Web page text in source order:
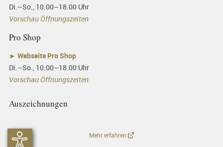
Di.–So., 10.00–18.00 Uhr
Vorschau Öffnungszeiten
Pro Shop
► Webseite Pro Shop
Di.–So., 10.00–18.00 Uhr
Vorschau Öffnungszeiten
Auszeichnungen
Mehr erfahren